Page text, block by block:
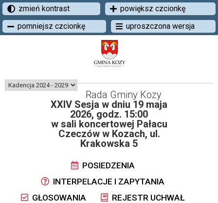
zmień kontrast
powiększ czcionkę
pomniejsz czcionkę
uproszczona wersja
Rada Gminy Kozy
XXIV Sesja w dniu 19 maja
2026, godz. 15:00
w sali koncertowej Pałacu
Czeczów w Kozach, ul.
Krakowska 5
POSIEDZENIA
INTERPELACJE I ZAPYTANIA
GŁOSOWANIA
REJESTR UCHWAŁ